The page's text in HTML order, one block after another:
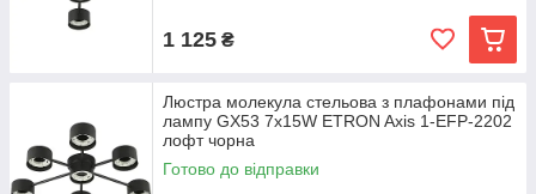
1 125 ₴
Люстра молекула стельова з плафонами під
лампу GX53 7х15W ETRON Axis 1-EFP-2202
лофт чорна
Готово до відправки